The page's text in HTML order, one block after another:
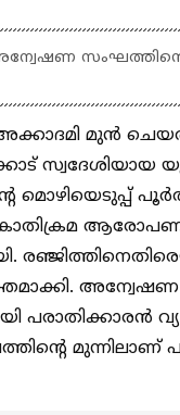
അക്കാദമി മുൻ
മൊഴിയെടുപ്പ്
ആരോപണം
പരാതിക്കാരൻ
മുന്നിലാണ്